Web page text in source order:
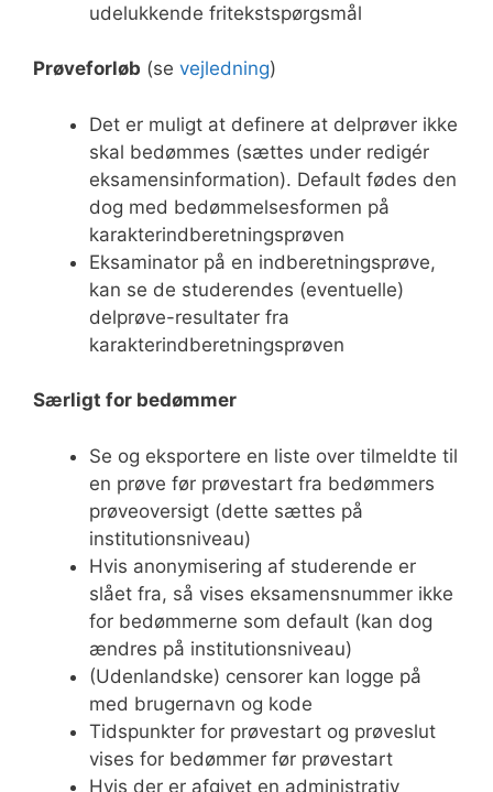
udelukkende fritekstspørgsmål
Prøveforløb (se vejledning)
Det er muligt at definere at delprøver ikke
skal bedømmes (sættes under redigér
eksamensinformation). Default fødes den
dog med bedømmelsesformen på
karakterindberetningsprøven
Eksaminator på en indberetningsprøve,
kan se de studerendes (eventuelle)
delprøve-resultater fra
karakterindberetningsprøven
Særligt for bedømmer
Se og eksportere en liste over tilmeldte til
en prøve før prøvestart fra bedømmers
prøveoversigt (dette sættes på
institutionsniveau)
Hvis anonymisering af studerende er
slået fra, så vises eksamensnummer ikke
for bedømmerne som default (kan dog
ændres på institutionsniveau)
(Udenlandske) censorer kan logge på
med brugernavn og kode
Tidspunkter for prøvestart og prøveslut
vises for bedømmer før prøvestart
Hvis der er afgivet en administrativ